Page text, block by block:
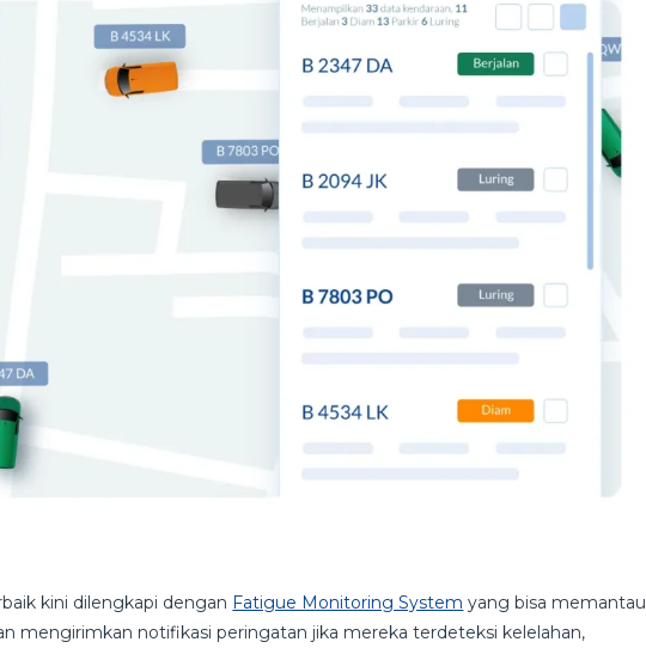
kini dilengkapi dengan Fatigue Monitoring System yang bisa memantau
mengirimkan notifikasi peringatan jika mereka terdeteksi kelelahan,